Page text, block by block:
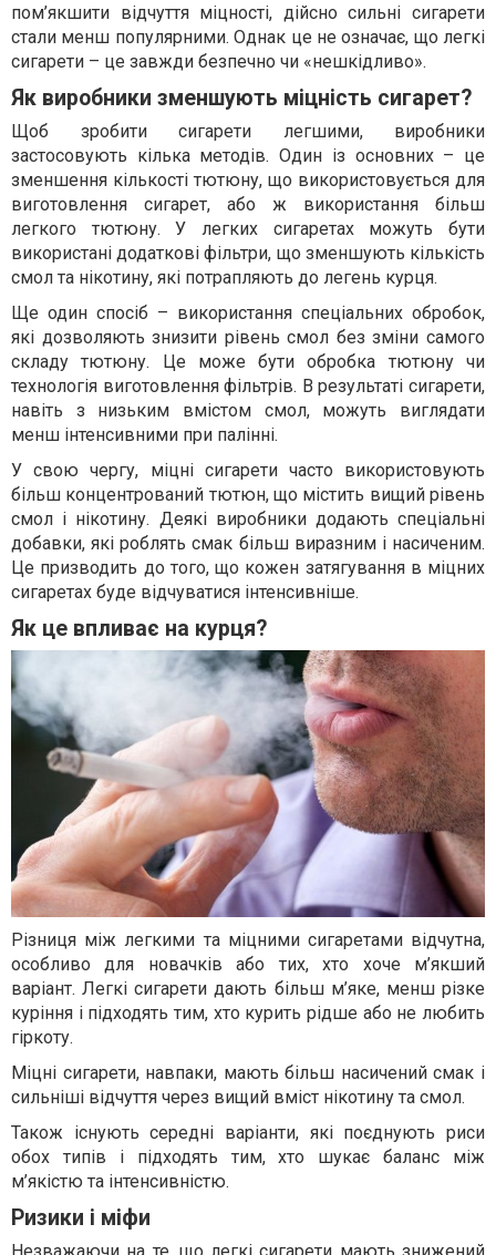
пом’якшити відчуття міцності, дійсно сильні сигарети
стали менш популярними. Однак це не означає, що легкі
сигарети – це завжди безпечно чи «нешкідливо».
Як виробники зменшують міцність сигарет?
Щоб зробити сигарети легшими, виробники
застосовують кілька методів. Один із основних – це
зменшення кількості тютюну, що використовується для
виготовлення сигарет, або ж використання більш
легкого тютюну. У легких сигаретах можуть бути
використані додаткові фільтри, що зменшують кількість
смол та нікотину, які потрапляють до легень курця.
Ще один спосіб – використання спеціальних обробок,
які дозволяють знизити рівень смол без зміни самого
складу тютюну. Це може бути обробка тютюну чи
технологія виготовлення фільтрів. В результаті сигарети,
навіть з низьким вмістом смол, можуть виглядати
менш інтенсивними при палінні.
У свою чергу, міцні сигарети часто використовують
більш концентрований тютюн, що містить вищий рівень
смол і нікотину. Деякі виробники додають спеціальні
добавки, які роблять смак більш виразним і насиченим.
Це призводить до того, що кожен затягування в міцних
сигаретах буде відчуватися інтенсивніше.
Як це впливає на курця?
Різниця між легкими та міцними сигаретами відчутна,
особливо для новачків або тих, хто хоче м’якший
варіант. Легкі сигарети дають більш м’яке, менш різке
куріння і підходять тим, хто курить рідше або не любить
гіркоту.
Міцні сигарети, навпаки, мають більш насичений смак і
сильніші відчуття через вищий вміст нікотину та смол.
Також існують середні варіанти, які поєднують риси
обох типів і підходять тим, хто шукає баланс між
м’якістю та інтенсивністю.
Ризики і міфи
Незважаючи на те, що легкі сигарети мають знижений